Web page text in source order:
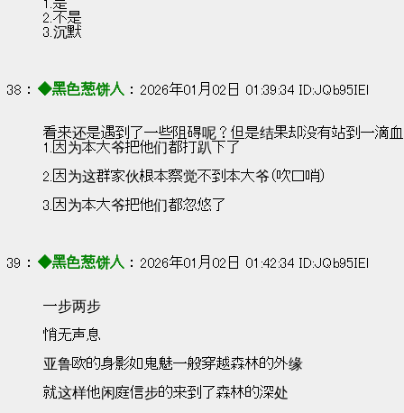
1.是
2.不是
3.沉默
38 ： ◆黑色葱饼人 ： 2026年01月02日 01:39:34 ID:JQb95IEl
看来还是遇到了一些阻碍呢？但是结果却没有站到一滴血
1.因为本大爷把他们都打趴下了
2.因为这群家伙根本察觉不到本大爷（吹口哨）
3.因为本大爷把他们都忽悠了
39 ： ◆黑色葱饼人 ： 2026年01月02日 01:42:34 ID:JQb95IEl
一步两步
悄无声息
亚鲁欧的身影如鬼魅一般穿越森林的外缘
就这样他闲庭信步的来到了森林的深处